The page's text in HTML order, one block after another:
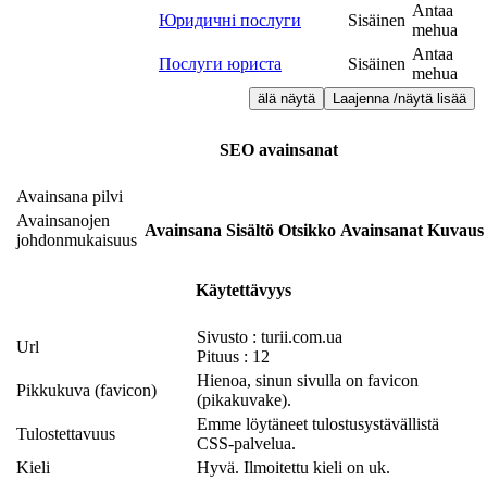
Юридичні послуги
Sisäinen
Antaa
mehua
Послуги юриста
Sisäinen
Antaa
mehua
Laajenna /näytä lisää
älä näytä
SEO avainsanat
Avainsana pilvi
Avainsanojen
johdonmukaisuus
Avainsana Sisältö Otsikko Avainsanat Kuvaus
Käytettävyys
Url
Sivusto : turii.com.ua
Pituus : 12
Pikkukuva (favicon)
Hienoa, sinun sivulla on favicon
(pikakuvake).
Tulostettavuus
Emme löytäneet tulostusystävällistä
CSS-palvelua.
Kieli
Hyvä. Ilmoitettu kieli on uk.